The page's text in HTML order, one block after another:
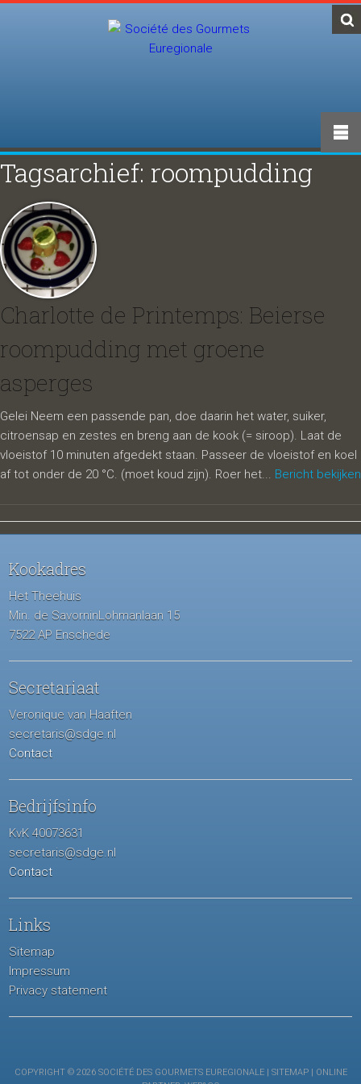
Tagsarchief: roompudding
Charlotte de Printemps: Beierse
roompudding met groene
asperges
Gelei Neem een passende pan, doe daarin het water, suiker,
citroensap en zestes en breng aan de kook (= siroop). Laat de
vloeistof 10 minuten afgedekt staan. Passeer de vloeistof en koel
af tot onder de 20 °C. (moet koud zijn). Roer het... Bericht bekijken
Kookadres
Het Theehuis
Min. de SavorninLohmanlaan 15
7522 AP Enschede
Secretariaat
Veronique van Haaften
secretaris@sdge.nl
Contact
Bedrijfsinfo
KvK 40073631
secretaris@sdge.nl
Contact
Links
Sitemap
Impressum
Privacy statement
COPYRIGHT © 2026 SOCIÉTÉ DES GOURMETS EUREGIONALE | SITEMAP| ONLINE